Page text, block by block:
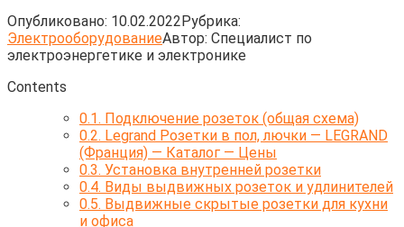
Опубликовано: 10.02.2022Рубрика:
ЭлектрооборудованиеАвтор: Cпециалист по
электроэнергетике и электронике
Contents
0.1. Подключение розеток (общая схема)
0.2. Legrand Розетки в пол, лючки — LEGRAND
(Франция) — Каталог — Цены
0.3. Установка внутренней розетки
0.4. Виды выдвижных розеток и удлинителей
0.5. Выдвижные скрытые розетки для кухни
и офиса